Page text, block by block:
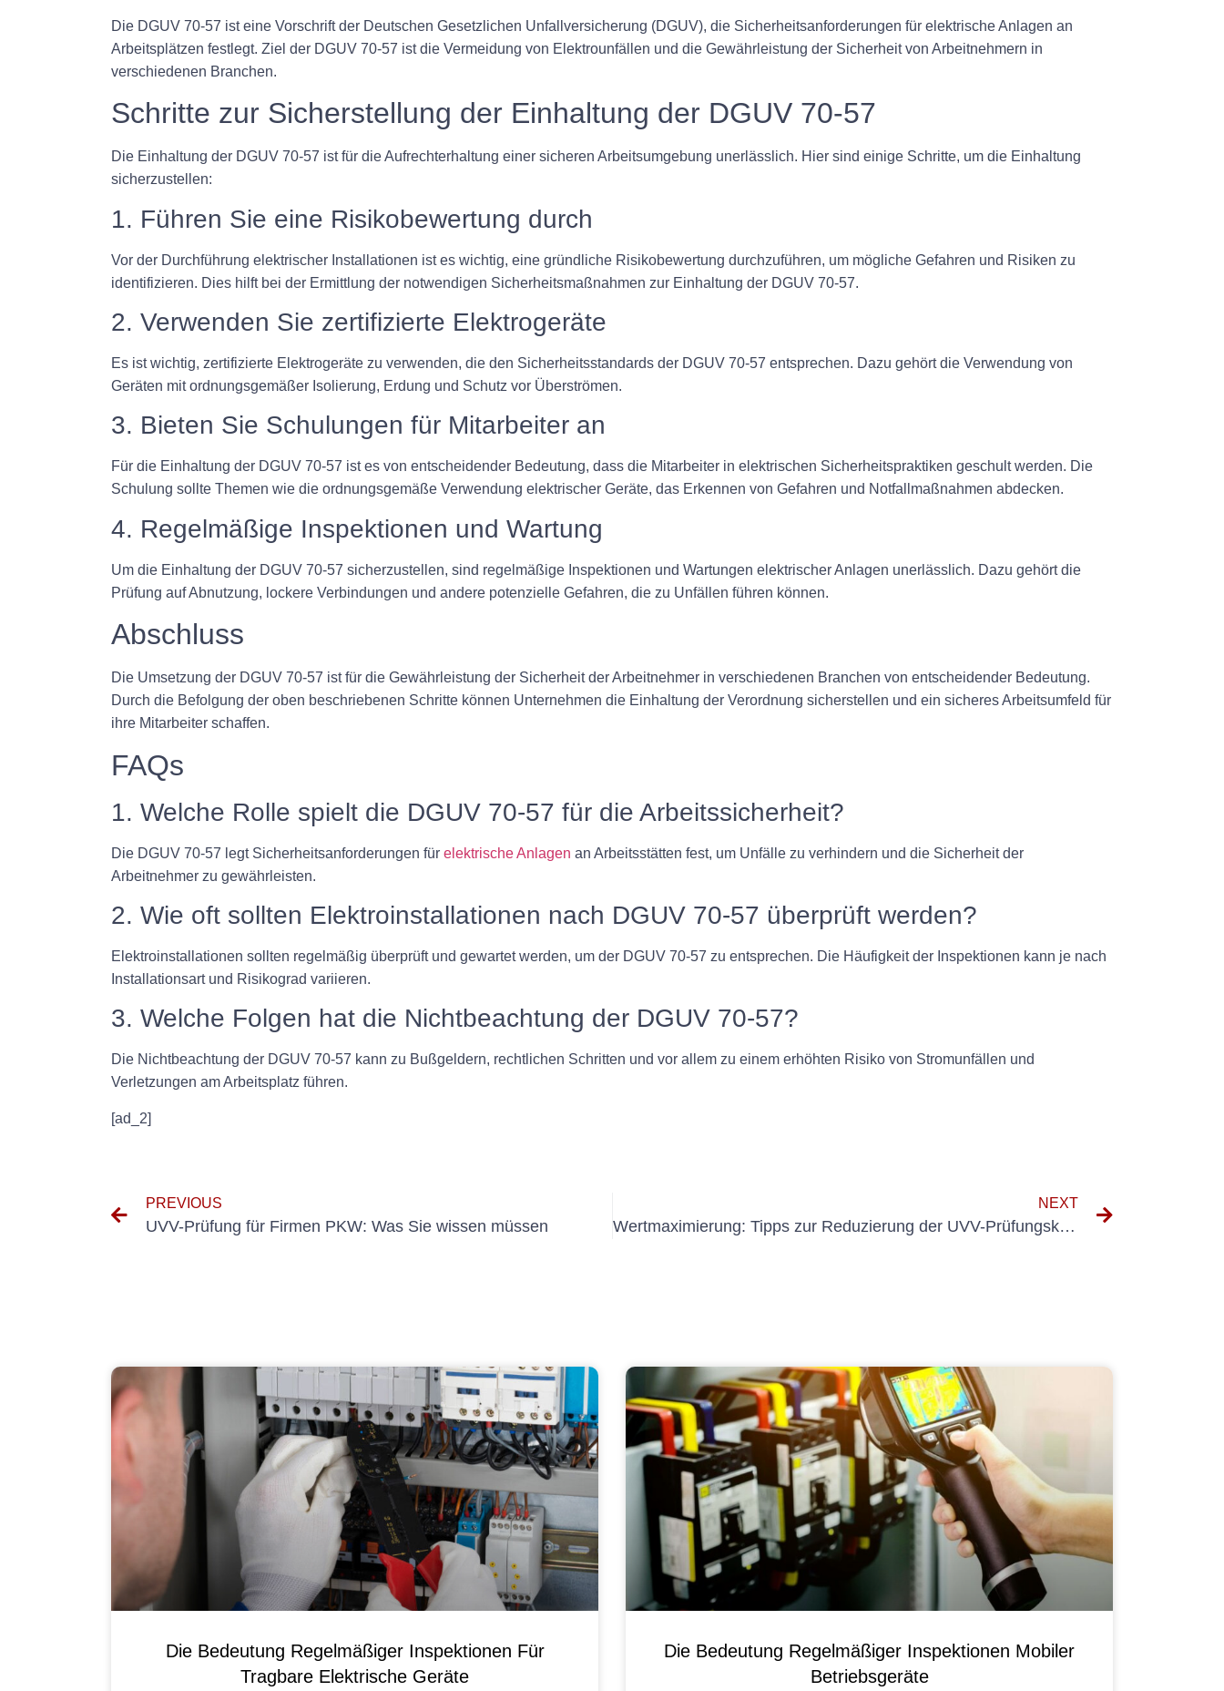
Die DGUV 70-57 ist eine Vorschrift der Deutschen Gesetzlichen Unfallversicherung (DGUV), die Sicherheitsanforderungen für elektrische Anlagen an
Arbeitsplätzen festlegt. Ziel der DGUV 70-57 ist die Vermeidung von Elektrounfällen und die Gewährleistung der Sicherheit von Arbeitnehmern in
verschiedenen Branchen.
Schritte zur Sicherstellung der Einhaltung der DGUV 70-57
Die Einhaltung der DGUV 70-57 ist für die Aufrechterhaltung einer sicheren Arbeitsumgebung unerlässlich. Hier sind einige Schritte, um die Einhaltung
sicherzustellen:
1. Führen Sie eine Risikobewertung durch
Vor der Durchführung elektrischer Installationen ist es wichtig, eine gründliche Risikobewertung durchzuführen, um mögliche Gefahren und Risiken zu
identifizieren. Dies hilft bei der Ermittlung der notwendigen Sicherheitsmaßnahmen zur Einhaltung der DGUV 70-57.
2. Verwenden Sie zertifizierte Elektrogeräte
Es ist wichtig, zertifizierte Elektrogeräte zu verwenden, die den Sicherheitsstandards der DGUV 70-57 entsprechen. Dazu gehört die Verwendung von
Geräten mit ordnungsgemäßer Isolierung, Erdung und Schutz vor Überströmen.
3. Bieten Sie Schulungen für Mitarbeiter an
Für die Einhaltung der DGUV 70-57 ist es von entscheidender Bedeutung, dass die Mitarbeiter in elektrischen Sicherheitspraktiken geschult werden. Die
Schulung sollte Themen wie die ordnungsgemäße Verwendung elektrischer Geräte, das Erkennen von Gefahren und Notfallmaßnahmen abdecken.
4. Regelmäßige Inspektionen und Wartung
Um die Einhaltung der DGUV 70-57 sicherzustellen, sind regelmäßige Inspektionen und Wartungen elektrischer Anlagen unerlässlich. Dazu gehört die
Prüfung auf Abnutzung, lockere Verbindungen und andere potenzielle Gefahren, die zu Unfällen führen können.
Abschluss
Die Umsetzung der DGUV 70-57 ist für die Gewährleistung der Sicherheit der Arbeitnehmer in verschiedenen Branchen von entscheidender Bedeutung.
Durch die Befolgung der oben beschriebenen Schritte können Unternehmen die Einhaltung der Verordnung sicherstellen und ein sicheres Arbeitsumfeld für
ihre Mitarbeiter schaffen.
FAQs
1. Welche Rolle spielt die DGUV 70-57 für die Arbeitssicherheit?
Die DGUV 70-57 legt Sicherheitsanforderungen für elektrische Anlagen an Arbeitsstätten fest, um Unfälle zu verhindern und die Sicherheit der
Arbeitnehmer zu gewährleisten.
2. Wie oft sollten Elektroinstallationen nach DGUV 70-57 überprüft werden?
Elektroinstallationen sollten regelmäßig überprüft und gewartet werden, um der DGUV 70-57 zu entsprechen. Die Häufigkeit der Inspektionen kann je nach
Installationsart und Risikograd variieren.
3. Welche Folgen hat die Nichtbeachtung der DGUV 70-57?
Die Nichtbeachtung der DGUV 70-57 kann zu Bußgeldern, rechtlichen Schritten und vor allem zu einem erhöhten Risiko von Stromunfällen und
Verletzungen am Arbeitsplatz führen.
[ad_2]
PREVIOUS
UVV-Prüfung für Firmen PKW: Was Sie wissen müssen
NEXT
Wertmaximierung: Tipps zur Reduzierung der UVV-Prüfungskosten für Bagger
Die Bedeutung Regelmäßiger Inspektionen Für
Tragbare Elektrische Geräte
Die Bedeutung Regelmäßiger Inspektionen Mobiler
Betriebsgeräte